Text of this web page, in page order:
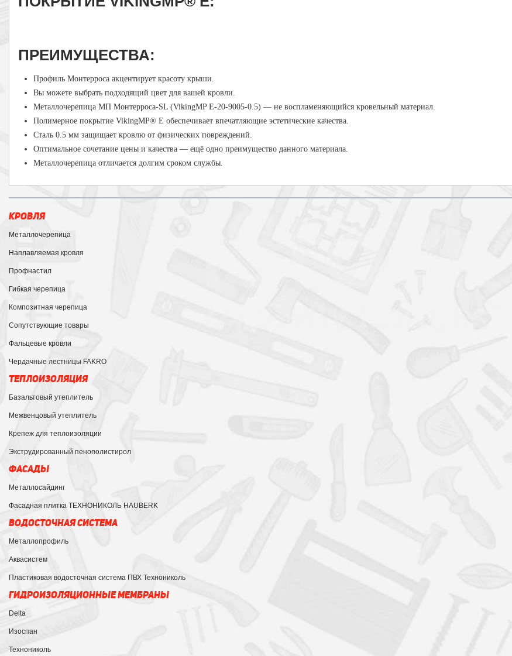
ПРЕИМУЩЕСТВА:
Профиль Монтерроса акцентирует красоту крыши.
Вы можете выбрать подходящий цвет для вашей кровли.
Металлочерепица МП Монтерроса-SL (VikingMP E-20-9005-0.5) — не воспламеняющийся кровельный материал.
Полимерное покрытие VikingMP® E обеспечивает впечатляющие эстетические качества.
Сталь 0.5 мм защищает кровлю от физических повреждений.
Оптимальное сочетание цены и качества — ещё одно преимущество данного материала.
Металлочерепица отличается долгим сроком службы.
КРОВЛЯ
Металлочерепица
Наплавляемая кровля
Профнастил
Гибкая черепица
Композитная черепица
Сопутствующие товары
Фальцевые кровли
Чердачные лестницы FAKRO
ТЕПЛОИЗОЛЯЦИЯ
Базальтовый утеплитель
Межвенцовый утеплитель
Крепеж для теплоизоляции
Экструдированный пенополистирол
ФАСАДЫ
Металлосайдинг
Фасадная плитка ТЕХНОНИКОЛЬ HAUBERK
ВОДОСТОЧНАЯ СИСТЕМА
Металлопрофиль
Аквасистем
Пластиковая водосточная система ПВХ Технониколь
ГИДРОИЗОЛЯЦИОННЫЕ МЕМБРАНЫ
Delta
Изоспан
Технониколь